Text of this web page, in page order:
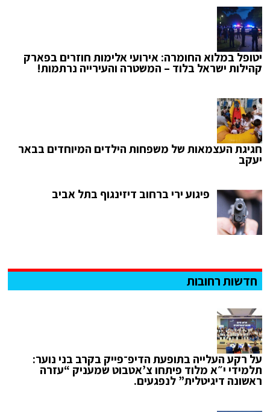
יטופל במלוא החומרה: אירועי אלימות חוזרים בפארק
קהילות ישראל בלוד – המשטרה והעירייה נרתמות!
חגיגת העצמאות של משפחות הילדים המיוחדים בבאר
יעקב
פיגוע ירי ברחוב דיזינגוף בתל אביב
חדשות רחובות
על רקע העלייה בתופעת הדיפ־פייק בקרב בני נוער:
תלמידי י״א מלוד פיתחו צ’אטבוט שמעניק “עזרה
ראשונה דיגיטלית” לנפגעים.